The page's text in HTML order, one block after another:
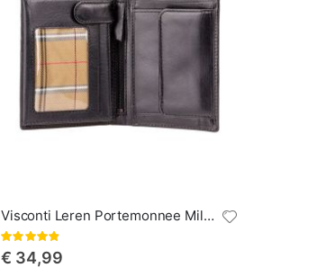
Visconti Leren Portemonnee Milan RFID
Waardering:
€ 34,99